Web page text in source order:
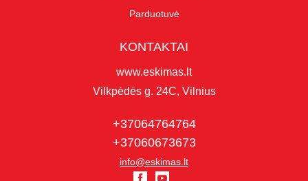
Parduotuvė
KONTAKTAI
www.eskimas.lt
Vilkpėdės g. 24C, Vilnius
+37064764764
+37060673673
info@eskimas.lt